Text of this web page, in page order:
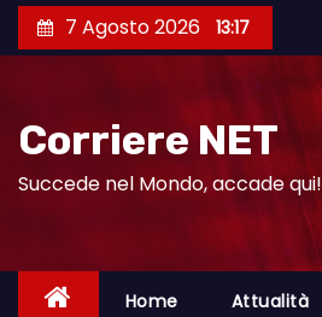
a
7 Agosto 2026 13:17
Corriere NET
Succede nel Mondo, accade qui!
Home Attualità